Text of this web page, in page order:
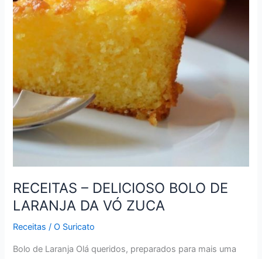
ZUCA
RECEITAS – DELICIOSO BOLO DE
LARANJA DA VÓ ZUCA
Receitas /O Suricato
Bolo de Laranja Olá queridos, preparados para mais uma